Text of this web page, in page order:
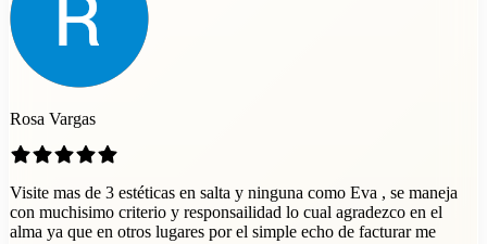
Rosa Vargas
Visite mas de 3 estéticas en salta y ninguna como Eva , se maneja
con muchisimo criterio y responsailidad lo cual agradezco en el
alma ya que en otros lugares por el simple echo de facturar me